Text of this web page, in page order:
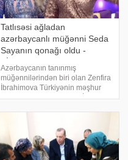
Tatlısəsi ağladan
azərbaycanlı müğənni Seda
Sayanın qonağı oldu -
Azərbaycanın tanınmış
müğənnilərindən biri olan Zenfira
İbrahimova Türkiyənin məşhur
restoranlarından birində İbrahim
İbrahim Tatlısesin mahnısını
oxuya